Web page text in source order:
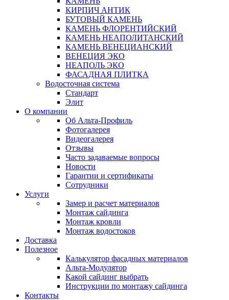
КИРПИЧ АНТИК
БУТОВЫЙ КАМЕНЬ
КАМЕНЬ ФЛОРЕНТИЙСКИЙ
КАМЕНЬ НЕАПОЛИТАНСКИЙ
КАМЕНЬ ВЕНЕЦИАНСКИЙ
ВЕНЕЦИЯ ЭКО
НЕАПОЛЬ ЭКО
ФАСАДНАЯ ПЛИТКА
Водосточная система
Стандарт
Элит
О компании
Об Альта-Профиль
Фотогалерея
Видеогалерея
Отзывы
Часто задаваемые вопросы
Новости
Гарантии и сертификаты
Сотрудники
Услуги
Замер и расчет материалов
Монтаж сайдинга
Монтаж кровли
Монтаж водостоков
Доставка
Полезное
Калькулятор фасадных материалов
Альта-Модулятор
Какой сайдинг выбрать
Инструкции по монтажу сайдинга
Контакты